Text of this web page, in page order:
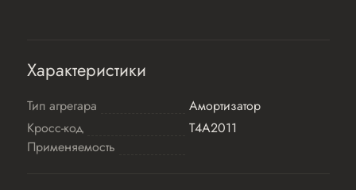
Характеристики
Тип агрегара
Амортизатор
Кросс-код
T4A2011
Применяемость